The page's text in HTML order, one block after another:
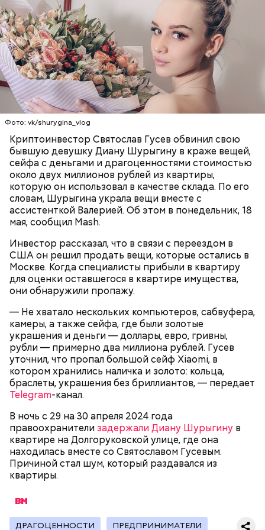
Фото: vk/shurygina_vlog
Криптоинвестор Святослав Гусев обвинил свою
бывшую девушку Диану Шурыгину в краже вещей,
сейфа с деньгами и драгоценностями стоимостью
около двух миллионов рублей из квартиры,
которую он использовал в качестве склада. По его
словам, Шурыгина украла вещи вместе с
ассистенткой Валерией. Об этом в понедельник, 18
мая, сообщил Mash.
Инвестор рассказал, что в связи с переездом в
США он решил продать вещи, которые остались в
Москве. Когда специалисты прибыли в квартиру
для оценки оставшегося в квартире имущества,
они обнаружили пропажу.
— Не хватало нескольких компьютеров, сабвуфера,
камеры, а также сейфа, где были золотые
украшения и деньги — доллары, евро, гривны,
рубли — примерно два миллиона рублей. Гусев
уточнил, что пропал большой сейф Xiaomi, в
котором хранились наличка и золото: кольца,
браслеты, украшения без бриллиантов, — передает
Telegram-канал.
В ночь с 29 на 30 апреля 2024 года
правоохранителизадержали Диану Шурыгину в
квартире на Долгоруковской улице, где она
находилась вместе со Святославом Гусевым.
Причиной стал шум, который раздавался из
квартиры.
ДРАГОЦЕННОСТИ ПРЕДПРИНИМАТЕЛИ
— Гасанов, являясь индивидуальным
предпринимателем, осуществлял
предпринимательскую деятельность в области
сетях. С целью сокрытия своих доходов часть
покупателей различных мотивационных курсов и
Родственники обналичивали деньги и возвращали
их Гасанову. А чтобы пользоваться деньгами и не
вызвать подозрений у налоговой, Гасанов либо
распределял их между еще несколькими счетами,
либопокупал на них квартиры.
Блогеру грозило до семи лет лишения свободы.
Следующим подопытным стал друг детства
Миссюры Константин. 3 февраля того же года,
когда молодые люди ехали вместе в машине,
подозреваемый угостил приятеля морсом с
этиленгликолем. Через два дня Константин умер в
больнице.
— Мы съездили за витаминами, вернулись обратно,
поднялись домой. У него ухудшилось самочувствие
через сутки... Его увезли в больницу,
реанимировали, и там он скончался, — рассказывал
Миссюра на допросе.
Play
Video
Видео: пресс-служба ГСУ СК по Московской области
удалось. Когда же подозреваемого задержали, он
заявил, что ничего не подсыпал в морс и утверждал,
что яд могли добавить в бутылкунекие
недоброжелатели.